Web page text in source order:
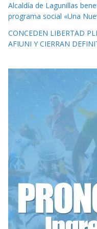
Alcaldía de Lagunillas
programa social «Una
CONCEDEN LIBERTAD
AFIUNI Y CIERRAN